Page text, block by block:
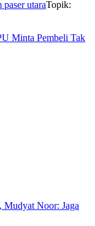
paser utaraTopik:
Minta Pembeli Tak
Mudyat Noor: Jaga